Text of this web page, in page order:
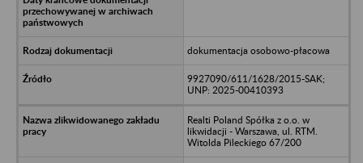
dokumentacja osobowo-płacowa
9927090/611/1628/2015-SAK;
UNP: 2025-00410393
Realti Poland Spółka z o.o. w
likwidacji - Warszawa, ul. RTM.
Witolda Pileckiego 67/200